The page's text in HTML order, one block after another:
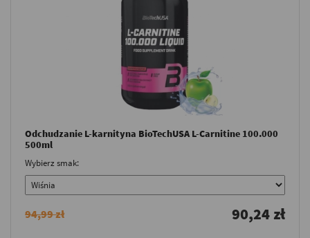
Odchudzanie L-karnityna BioTechUSA L-Carnitine 100.000
500ml
Wybierz smak:
94,99 zł 90,24 zł